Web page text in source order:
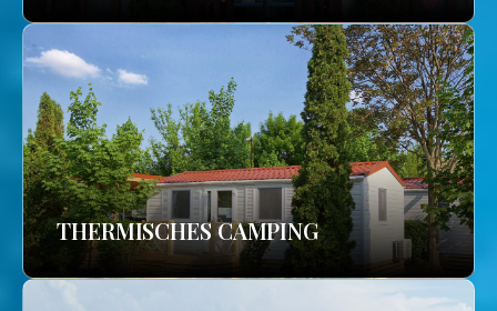
THERMISCHES CAMPING